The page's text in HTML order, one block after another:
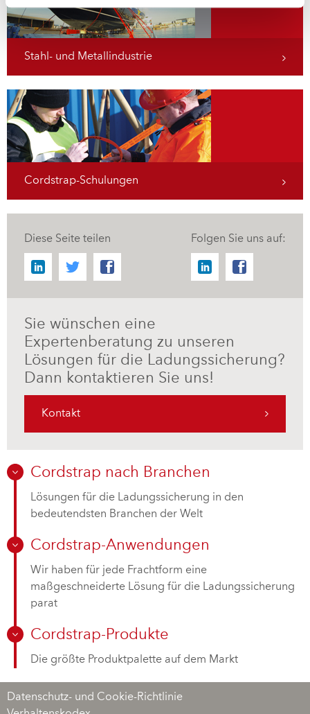
Stahl- und Metallindustrie
Cordstrap-Schulungen
Diese Seite teilen Folgen Sie uns auf:
Sie wünschen eine
Expertenberatung zu unseren
Lösungen für die Ladungssicherung?
Dann kontaktieren Sie uns!
Kontakt
Cordstrap nach Branchen
Lösungen für die Ladungssicherung in den
bedeutendsten Branchen der Welt
Cordstrap-Anwendungen
Wir haben für jede Frachtform eine
maßgeschneiderte Lösung für die Ladungssicherung
parat
Cordstrap-Produkte
Die größte Produktpalette auf dem Markt
Datenschutz- und Cookie-Richtlinie